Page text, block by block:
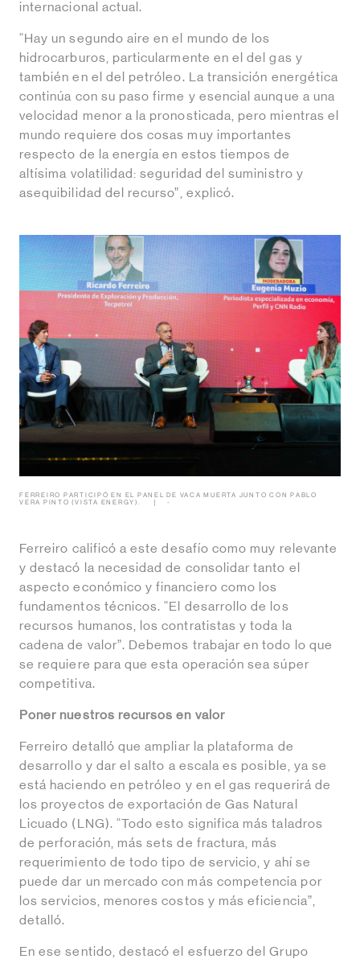
internacional actual.
“Hay un segundo aire en el mundo de los
hidrocarburos, particularmente en el del gas y
también en el del petróleo. La transición energética
continúa con su paso firme y esencial aunque a una
velocidad menor a la pronosticada, pero mientras el
mundo requiere dos cosas muy importantes
respecto de la energía en estos tiempos de
altísima volatilidad: seguridad del suministro y
asequibilidad del recurso”, explicó.
FERREIRO PARTICIPÓ EN EL PANEL DE VACA MUERTA JUNTO CON PABLO
VERA PINTO (VISTA ENERGY).
-
Ferreiro calificó a este desafío como muy relevante
y destacó la necesidad de consolidar tanto el
aspecto económico y financiero como los
fundamentos técnicos. “El desarrollo de los
recursos humanos, los contratistas y toda la
cadena de valor”. Debemos trabajar en todo lo que
se requiere para que esta operación sea súper
competitiva.
Poner nuestros recursos en valor
Ferreiro detalló que ampliar la plataforma de
desarrollo y dar el salto a escala es posible, ya se
está haciendo en petróleo y en el gas requerirá de
los proyectos de exportación de Gas Natural
Licuado (LNG). “Todo esto significa más taladros
de perforación, más sets de fractura, más
requerimiento de todo tipo de servicio, y ahí se
puede dar un mercado con más competencia por
los servicios, menores costos y más eficiencia”,
detalló.
En ese sentido, destacó el esfuerzo del Grupo